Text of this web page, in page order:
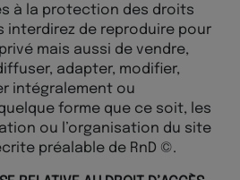
à la protection des droits
interdirez de reproduire pour
mais aussi de vendre,
adapter, modifier,
intégralement ou
forme que ce soit, les
ou l’organisation du site
préalable de RnD ©.